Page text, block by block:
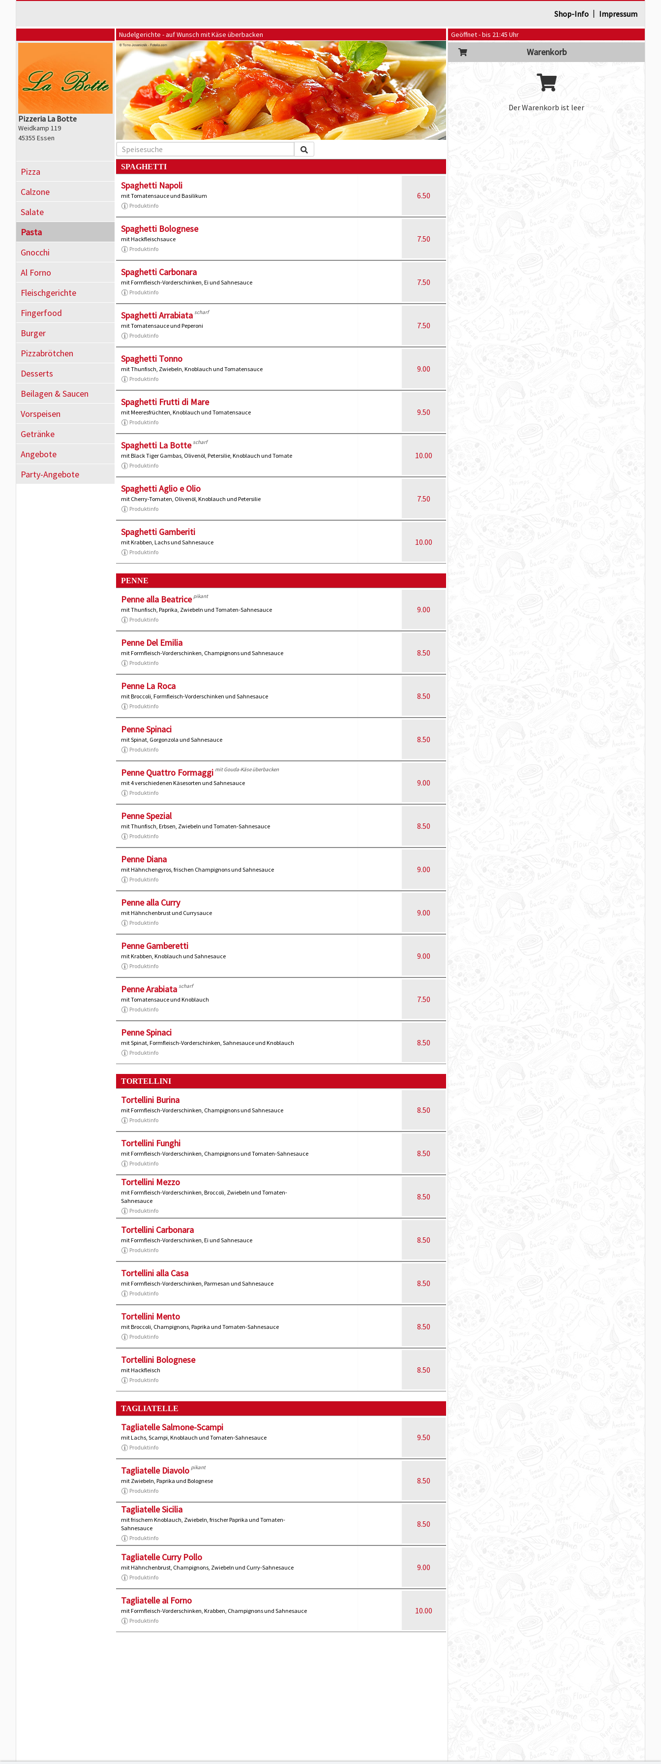
Shop-Info | Impressum
Geöffnet - bis 21:45 Uhr
Warenkorb
Der Warenkorb ist leer
Pizzeria La Botte
Weidkamp 119
45355 Essen
Pizza
Calzone
Salate
Pasta
Gnocchi
Al Forno
Fleischgerichte
Fingerfood
Burger
Pizzabrötchen
Desserts
Beilagen & Saucen
Vorspeisen
Getränke
Angebote
Party-Angebote
Nudelgerichte - auf Wunsch mit Käse überbacken
SPAGHETTI
Spaghetti Napoli
mit Tomatensauce und Basilikum
Produktinfo
6.50
Spaghetti Bolognese
mit Hackfleischsauce
Produktinfo
7.50
Spaghetti Carbonara
mit Formfleisch-Vorderschinken, Ei und Sahnesauce
Produktinfo
7.50
Spaghetti Arrabiata scharf
mit Tomatensauce und Peperoni
Produktinfo
7.50
Spaghetti Tonno
mit Thunfisch, Zwiebeln, Knoblauch und Tomatensauce
Produktinfo
9.00
Spaghetti Frutti di Mare
mit Meeresfrüchten, Knoblauch und Tomatensauce
Produktinfo
9.50
Spaghetti La Botte scharf
mit Black Tiger Gambas, Olivenöl, Petersilie, Knoblauch und Tomate
Produktinfo
10.00
Spaghetti Aglio e Olio
mit Cherry-Tomaten, Olivenöl, Knoblauch und Petersilie
Produktinfo
7.50
Spaghetti Gamberiti
mit Krabben, Lachs und Sahnesauce
Produktinfo
10.00
PENNE
Penne alla Beatrice pikant
mit Thunfisch, Paprika, Zwiebeln und Tomaten-Sahnesauce
Produktinfo
9.00
Penne Del Emilia
mit Formfleisch-Vorderschinken, Champignons und Sahnesauce
Produktinfo
8.50
Penne La Roca
mit Broccoli, Formfleisch-Vorderschinken und Sahnesauce
Produktinfo
8.50
Penne Spinaci
mit Spinat, Gorgonzola und Sahnesauce
Produktinfo
8.50
Penne Quattro Formaggi mit Gouda-Käse überbacken
mit 4 verschiedenen Käsesorten und Sahnesauce
Produktinfo
9.00
Penne Spezial
mit Thunfisch, Erbsen, Zwiebeln und Tomaten-Sahnesauce
Produktinfo
8.50
Penne Diana
mit Hähnchengyros, frischen Champignons und Sahnesauce
Produktinfo
9.00
Penne alla Curry
mit Hähnchenbrust und Currysauce
Produktinfo
9.00
Penne Gamberetti
mit Krabben, Knoblauch und Sahnesauce
Produktinfo
9.00
Penne Arabiata scharf
mit Tomatensauce und Knoblauch
Produktinfo
7.50
Penne Spinaci
mit Spinat, Formfleisch-Vorderschinken, Sahnesauce und Knoblauch
Produktinfo
8.50
TORTELLINI
Tortellini Burina
mit Formfleisch-Vorderschinken, Champignons und Sahnesauce
Produktinfo
8.50
Tortellini Funghi
mit Formfleisch-Vorderschinken, Champignons und Tomaten-Sahnesauce
Produktinfo
8.50
Tortellini Mezzo
mit Formfleisch-Vorderschinken, Broccoli, Zwiebeln und Tomaten-
Sahnesauce
Produktinfo
8.50
Tortellini Carbonara
mit Formfleisch-Vorderschinken, Ei und Sahnesauce
Produktinfo
8.50
Tortellini alla Casa
mit Formfleisch-Vorderschinken, Parmesan und Sahnesauce
Produktinfo
8.50
Tortellini Mento
mit Broccoli, Champignons, Paprika und Tomaten-Sahnesauce
Produktinfo
8.50
Tortellini Bolognese
mit Hackfleisch
Produktinfo
8.50
TAGLIATELLE
Tagliatelle Salmone-Scampi
mit Lachs, Scampi, Knoblauch und Tomaten-Sahnesauce
Produktinfo
9.50
Tagliatelle Diavolo pikant
mit Zwiebeln, Paprika und Bolognese
Produktinfo
8.50
Tagliatelle Sicilia
mit frischem Knoblauch, Zwiebeln, frischer Paprika und Tomaten-
Sahnesauce
Produktinfo
8.50
Tagliatelle Curry Pollo
mit Hähnchenbrust, Champignons, Zwiebeln und Curry-Sahnesauce
Produktinfo
9.00
Tagliatelle al Forno
mit Formfleisch-Vorderschinken, Krabben, Champignons und Sahnesauce
Produktinfo
10.00